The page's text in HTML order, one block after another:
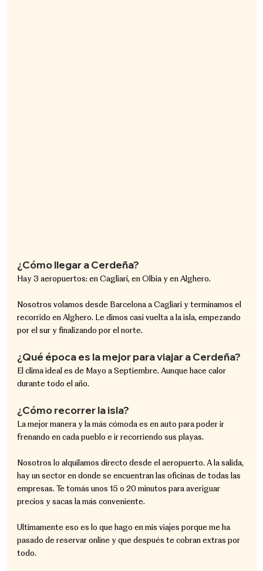
¿Cómo llegar a Cerdeña?
Hay 3 aeropuertos: en Cagliari, en Olbia y en Alghero.
Nosotros volamos desde Barcelona a Cagliari y terminamos el
recorrido en Alghero. Le dimos casi vuelta a la isla, empezando
por el sur y finalizando por el norte.
¿Qué época es la mejor para viajar a Cerdeña?
El clima ideal es de Mayo a Septiembre. Aunque hace calor
durante todo el año.
¿Cómo recorrer la isla?
La mejor manera y la más cómoda es en auto para poder ir
frenando en cada pueblo e ir recorriendo sus playas.
Nosotros lo alquilamos directo desde el aeropuerto. A la salida,
hay un sector en donde se encuentran las oficinas de todas las
empresas. Te tomás unos 15 o 20 minutos para averiguar
precios y sacas la más conveniente.
Ultimamente eso es lo que hago en mis viajes porque me ha
pasado de reservar online y que después te cobran extras por
todo.